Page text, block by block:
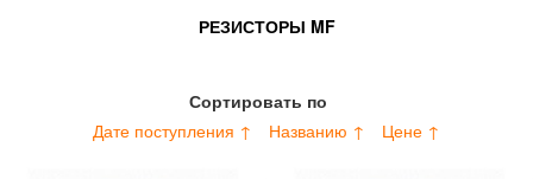
РЕЗИСТОРЫ MF
Сортировать по
Дате поступления ↑
Названию ↑ Цене ↑